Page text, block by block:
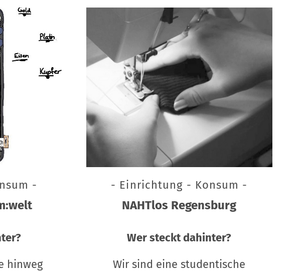
-
hinweg
- Einrichtung - Konsum -
NAHTlos Regensburg
Wer steckt dahinter?
Wir sind eine studentische